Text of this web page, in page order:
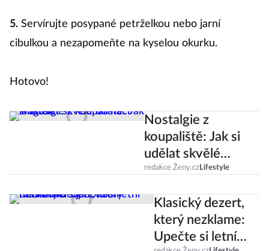
5. Servírujte posypané petrželkou nebo jarní
cibulkou a nezapomeňte na kyselou okurku.
Hotovo!
Nostalgie z
koupaliště: Jak si
udělat skvělé
domácí langoše?
redakce Ženy.czLifestyle
Klasický dezert,
který nezklame:
Upečte si letní